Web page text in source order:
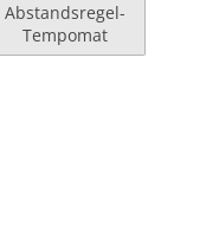
Abstandsregel-
Tempomat